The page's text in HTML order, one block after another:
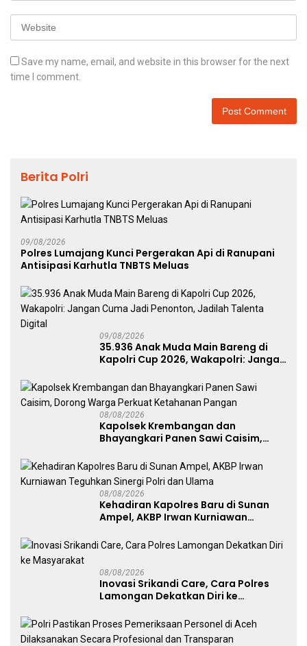
Save my name, email, and website in this browser for the next
time I comment.
Berita Polri
09/08/2026
Polres Lumajang Kunci Pergerakan Api di Ranupani
Antisipasi Karhutla TNBTS Meluas
09/08/2026
35.936 Anak Muda Main Bareng di
Kapolri Cup 2026, Wakapolri: Jangan
Talenta Digital
08/08/2026
Kapolsek Krembangan dan
Bhayangkari Panen Sawi Caisim,
Pangan
08/08/2026
Kehadiran Kapolres Baru di Sunan
Ampel, AKBP Irwan Kurniawan
08/08/2026
Inovasi Srikandi Care, Cara Polres
Lamongan Dekatkan Diri ke